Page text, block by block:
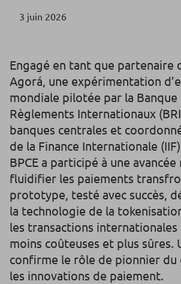
3 juin 2026
Engagé en tant que partenaire
Agorá, une expérimentation
mondiale pilotée par la Banque
Règlements Internationaux
banques centrales et
de la Finance Internationale
BPCE a participé à une
fluidifier les paiements
prototype, testé avec succès,
la technologie de la
les transactions internationales
moins coûteuses et plus sûres.
confirme le rôle de pionnier du
les innovations de paiement.